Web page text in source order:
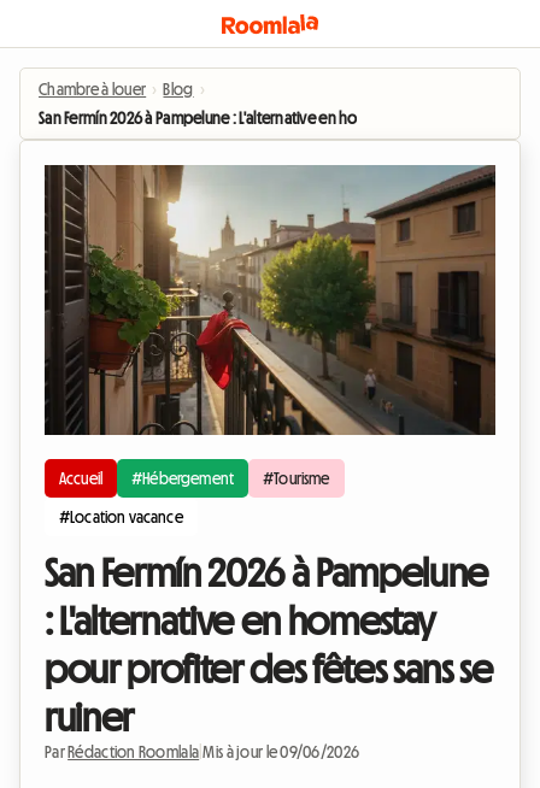
Chambre à louer › Blog ›
San Fermín 2026 à Pampelune : L'alternative en homestay pour profiter des
Accueil #Hébergement #Tourisme
#Location vacance
San Fermín 2026 à Pampelune
: L'alternative en homestay
pour profiter des fêtes sans se
ruiner
Par Rédaction Roomlala |Mis à jour le 09/06/2026